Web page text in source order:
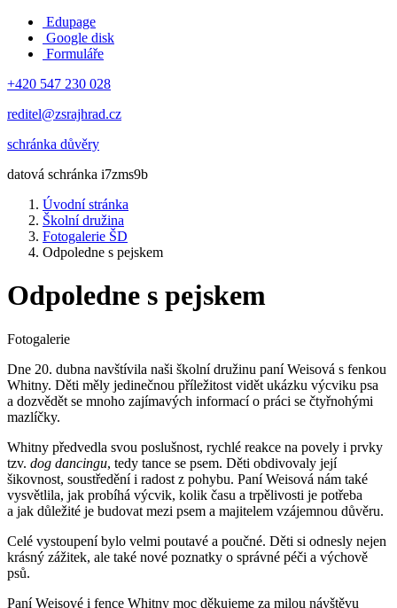
Edupage
Google disk
Formuláře
+420 547 230 028
reditel@zsrajhrad.cz
schránka důvěry
datová schránka i7zms9b
Úvodní stránka
Školní družina
Fotogalerie ŠD
Odpoledne s pejskem
Odpoledne s pejskem
Fotogalerie
Dne 20. dubna navštívila naši školní družinu paní Weisová s fenkou
Whitny. Děti měly jedinečnou příležitost vidět ukázku výcviku psa
a dozvědět se mnoho zajímavých informací o práci se čtyřnohými
mazlíčky.
Whitny předvedla svou poslušnost, rychlé reakce na povely i prvky
tzv. dog dancingu, tedy tance se psem. Děti obdivovaly její
šikovnost, soustředění i radost z pohybu. Paní Weisová nám také
vysvětlila, jak probíhá výcvik, kolik času a trpělivosti je potřeba
a jak důležité je budovat mezi psem a majitelem vzájemnou důvěru.
Celé vystoupení bylo velmi poutavé a poučné. Děti si odnesly nejen
krásný zážitek, ale také nové poznatky o správné péči a výchově
psů.
Paní Weisové i fence Whitny moc děkujeme za milou návštěvu